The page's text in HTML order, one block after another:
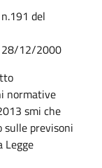
del
28/12/2000
normative
smi che
sulle previsoni
Legge